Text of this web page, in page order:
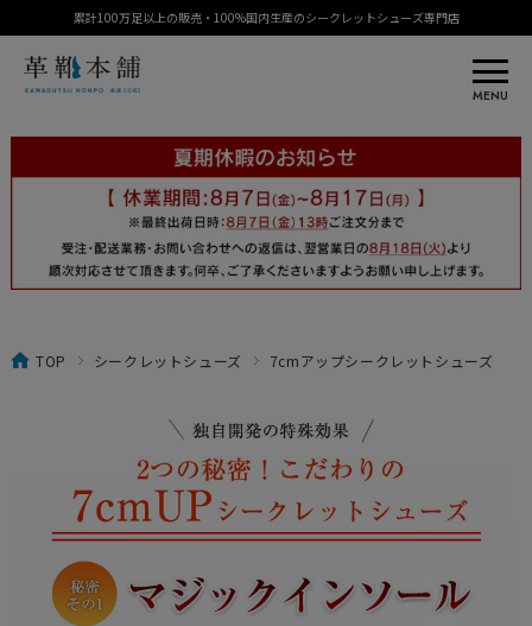
累計100万足以上の販売・100%国内生産のシークレットシューズ専門店
MENU
TOP シークレットシューズ 7cmアップシークレットシューズ